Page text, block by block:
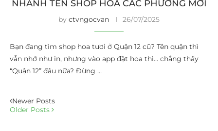
NHANH TÊN SHOP HOA CÁC PHƯỜNG MỚI
by ctvngocvan 26/07/2025
Bạn đang tìm shop hoa tươi ở Quận 12 cũ? Tên quận thì
vẫn nhớ như in, nhưng vào app đặt hoa thì… chẳng thấy
“Quận 12” đâu nữa? Đừng …
Newer Posts
Older Posts